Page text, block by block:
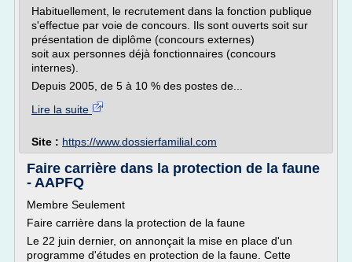
Habituellement, le recrutement dans la fonction publique
s'effectue par voie de concours. Ils sont ouverts soit sur
pré­sentation de diplôme (concours externes)
soit aux personnes déjà fonctionnaires (concours
internes).
Depuis 2005, de 5 à 10 % des postes de...
Lire la suite
Site : https://www.dossierfamilial.com
Faire carrière dans la protection de la faune
- AAPFQ
Membre Seulement
Faire carrière dans la protection de la faune
Le 22 juin dernier, on annonçait la mise en place d'un
programme d'études en protection de la faune. Cette